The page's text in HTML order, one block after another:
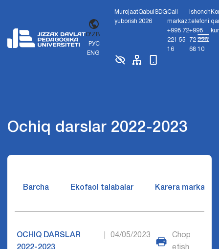
O'ZB
РУС
ENG
Murojaat
yuborish
Qabul
2026
SDGCall
markaz:
+998 72
221 55
16
Ishonch
telefoni:
+998
72 226
68 10
Ochiq darslar 2022-2023
Barcha Ekofaol talabalar Karera markazi
OCHIQ DARSLAR
2022-2023
04/05/2023
Chop
etish